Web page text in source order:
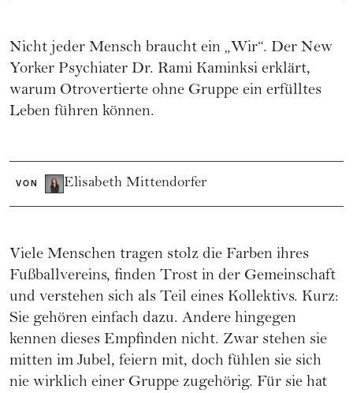
Nicht jeder Mensch braucht ein „Wir“. Der New
Yorker Psychiater Dr. Rami Kaminksi erklärt,
warum Otrovertierte ohne Gruppe ein erfülltes
Leben führen können.
VON Elisabeth Mittendorfer
Viele Menschen tragen stolz die Farben ihres
Fußballvereins, finden Trost in der Gemeinschaft
und verstehen sich als Teil eines Kollektivs. Kurz:
Sie gehören einfach dazu. Andere hingegen
kennen dieses Empfinden nicht. Zwar stehen sie
mitten im Jubel, feiern mit, doch fühlen sie sich
nie wirklich einer Gruppe zugehörig. Für sie hat